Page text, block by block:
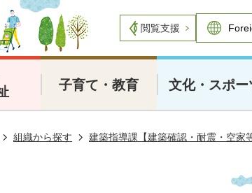
閲覧支援
子育て・教育 文化・スポー
組織から探す 建築指導課【建築確認・耐震・空家等